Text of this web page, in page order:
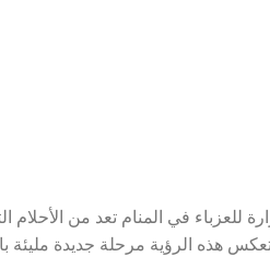
للعزباء في المنام تعد من
هذه الرؤية مرحلة جديدة